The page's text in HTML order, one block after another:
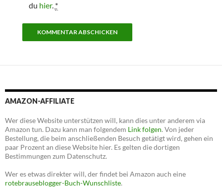
du hier. *
AMAZON-AFFILIATE
Wer diese Website unterstützen will, kann dies unter anderem via
Amazon tun. Dazu kann man folgendem Link folgen. Von jeder
Bestellung, die beim anschließenden Besuch getätigt wird, gehen ein
paar Prozent an diese Website hier. Es gelten die dortigen
Bestimmungen zum Datenschutz.
Wer es etwas direkter will, der findet bei Amazon auch eine
rotebrauseblogger-Buch-Wunschliste.